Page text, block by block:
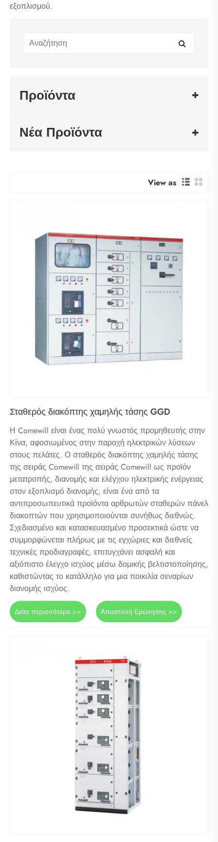
εξοπλισμού.
Προϊόντα
Νέα Προϊόντα
View as
Σταθερός διακόπτης χαμηλής τάσης GGD
Η Comewill είναι ένας πολύ γνωστός προμηθευτής στην
Κίνα, αφοσιωμένος στην παροχή ηλεκτρικών λύσεων
στους πελάτες. Ο σταθερός διακόπτης χαμηλής τάσης
της σειράς Comewill της σειράς Comewill ως προϊόν
μετατροπής, διανομής και ελέγχου ηλεκτρικής ενέργειας
στον εξοπλισμό διανομής, είναι ένα από τα
αντιπροσωπευτικά προϊόντα αρθρωτών σταθερών πάνελ
διακοπτών που χρησιμοποιούνται συνήθως διεθνώς.
Σχεδιασμένο και κατασκευασμένο προσεκτικά ώστε να
συμμορφώνεται πλήρως με τις εγχώριες και διεθνείς
τεχνικές προδιαγραφές, επιτυγχάνει ασφαλή και
αξιόπιστο έλεγχο ισχύος μέσω δομικής βελτιστοποίησης,
καθιστώντας το κατάλληλο για μια ποικιλία σεναρίων
διανομής ισχύος.
Δείτε περισσότερα >> Αποστολή Ερώτησης >>